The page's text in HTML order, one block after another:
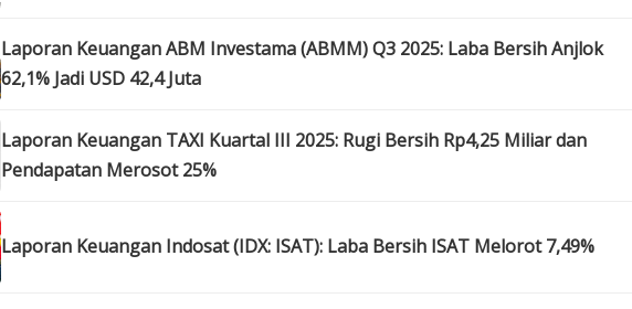
Laporan Keuangan ABM Investama (ABMM) Q3 2025: Laba Bersih Anjlok
62,1% Jadi USD 42,4 Juta
Laporan Keuangan TAXI Kuartal III 2025: Rugi Bersih Rp4,25 Miliar dan
Pendapatan Merosot 25%
Laporan Keuangan Indosat (IDX: ISAT): Laba Bersih ISAT Melorot 7,49%